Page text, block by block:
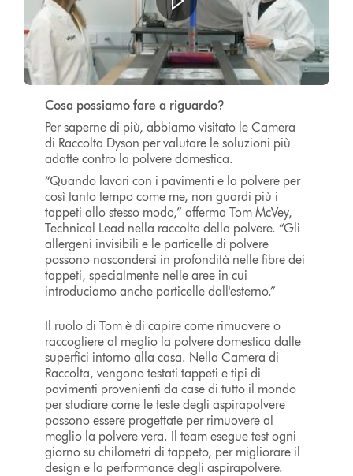
Cosa possiamo fare a riguardo?
Per saperne di più, abbiamo visitato le Camera
di Raccolta Dyson per valutare le soluzioni più
adatte contro la polvere domestica.
“Quando lavori con i pavimenti e la polvere per
così tanto tempo come me, non guardi più i
tappeti allo stesso modo,” afferma Tom McVey,
Technical Lead nella raccolta della polvere. “Gli
allergeni invisibili e le particelle di polvere
possono nascondersi in profondità nelle fibre dei
tappeti, specialmente nelle aree in cui
introduciamo anche particelle dall'esterno.”
Il ruolo di Tom è di capire come rimuovere o
raccogliere al meglio la polvere domestica dalle
superfici intorno alla casa. Nella Camera di
Raccolta, vengono testati tappeti e tipi di
pavimenti provenienti da case di tutto il mondo
per studiare come le teste degli aspirapolvere
possono essere progettate per rimuovere al
meglio la polvere vera. Il team esegue test ogni
giorno su chilometri di tappeto, per migliorare il
design e la performance degli aspirapolvere.